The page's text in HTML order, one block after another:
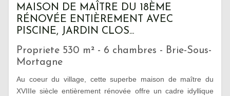
MAISON DE MAÎTRE DU 18ÈME
RÉNOVÉE ENTIÈREMENT AVEC
PISCINE, JARDIN CLOS...
Propriete 530 m² - 6 chambres - Brie-Sous-
Mortagne
Au coeur du village, cette superbe maison de maître du
XVIIIe siècle entièrement rénovée offre un cadre idyllique